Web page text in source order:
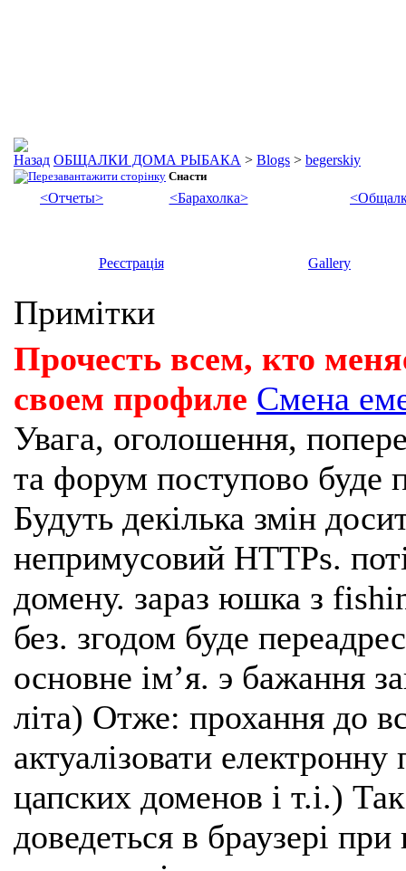
ОБЩАЛКИ ДОМА РЫБАКА > Blogs > begerskiy
Снасти
<Отчеты> <Барахолка>
Реєстрація Gallery
Примітки
Прочесть всем, кто
своем профиле Смена
Увага, оголошення,
та форум поступово буде
Будуть декілька змін
непримусовий HTTPs.
домену. зараз юшка з
без. згодом буде
основне імʼя. э бажання
літа) Отже: прохання до
актуалізовати
цапских доменов і т.і.)
доведеться в браузері